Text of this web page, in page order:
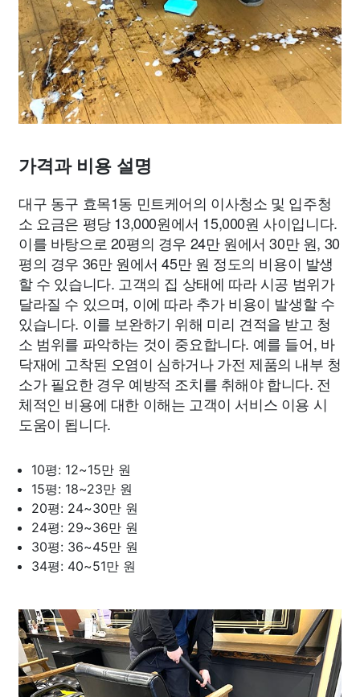
가격과 비용 설명
대구 동구 효목1동 민트케어의 이사청소 및 입주청
소 요금은 평당 13,000원에서 15,000원 사이입니다.
이를 바탕으로 20평의 경우 24만 원에서 30만 원, 30
평의 경우 36만 원에서 45만 원 정도의 비용이 발생
할 수 있습니다. 고객의 집 상태에 따라 시공 범위가
달라질 수 있으며, 이에 따라 추가 비용이 발생할 수
있습니다. 이를 보완하기 위해 미리 견적을 받고 청
소 범위를 파악하는 것이 중요합니다. 예를 들어, 바
닥재에 고착된 오염이 심하거나 가전 제품의 내부 청
소가 필요한 경우 예방적 조치를 취해야 합니다. 전
체적인 비용에 대한 이해는 고객이 서비스 이용 시
도움이 됩니다.
10평: 12~15만 원
15평: 18~23만 원
20평: 24~30만 원
24평: 29~36만 원
30평: 36~45만 원
34평: 40~51만 원